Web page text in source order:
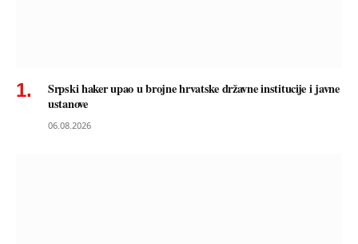
Srpski haker upao u brojne hrvatske državne institucije i javne
ustanove
06.08.2026